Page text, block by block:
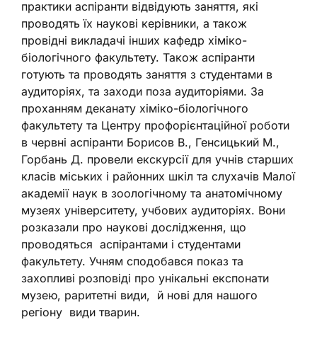
практики аспіранти відвідують заняття, які
проводять їх наукові керівники, а також
провідні викладачі інших кафедр хіміко-
біологічного факультету. Також аспіранти
готують та проводять заняття з студентами в
аудиторіях, та заходи поза аудиторіями. За
проханням деканату хіміко-біологічного
факультету та Центру профорієнтаційної роботи
в червні аспіранти Борисов В., Генсицький М.,
Горбань Д. провели екскурсії для учнів старших
класів міських і районних шкіл та слухачів Малої
академії наук в зоологічному та анатомічному
музеях університету, учбових аудиторіях. Вони
розказали про наукові дослідження, що
проводяться аспірантами і студентами
факультету. Учням сподобався показ та
захопливі розповіді про унікальні експонати
музею, раритетні види, й нові для нашого
регіону види тварин.